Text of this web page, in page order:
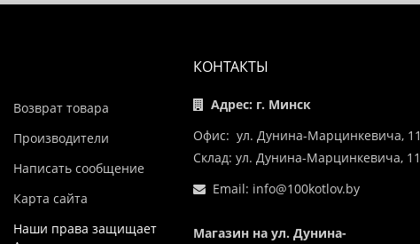
Возврат товара
Производители
Написать сообщение
Карта сайта
Наши права защищает
КОНТАКТЫ
Адрес: г. Минск
Офис: ул. Дунина-Марцинкевича, 11
Склад: ул. Дунина-Марцинкевича, 11
Email: info@100kotlov.by
Магазин на ул. Дунина-